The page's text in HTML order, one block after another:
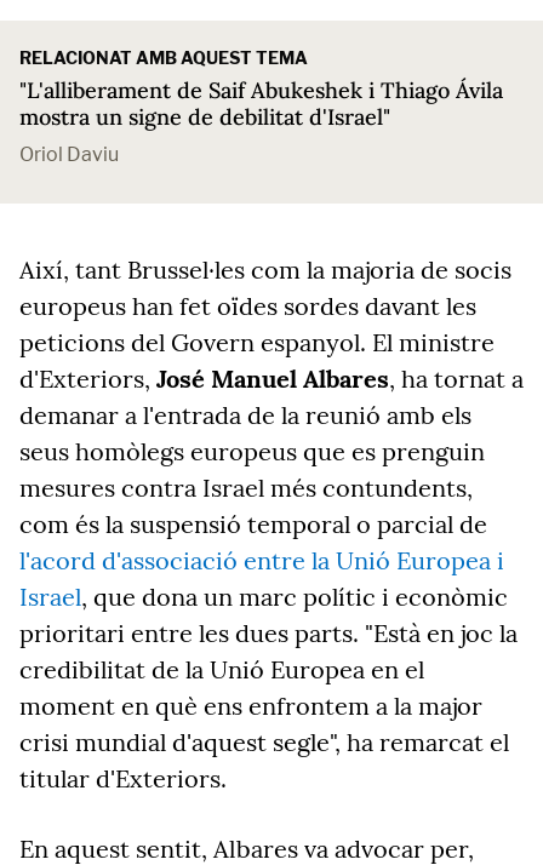
RELACIONAT AMB AQUEST TEMA
"L'alliberament de Saif Abukeshek i Thiago Ávila
mostra un signe de debilitat d'Israel"
Oriol Daviu
Així, tant Brussel·les com la majoria de socis
europeus han fet oïdes sordes davant les
peticions del Govern espanyol. El ministre
d'Exteriors, José Manuel Albares, ha tornat a
demanar a l'entrada de la reunió amb els
seus homòlegs europeus que es prenguin
mesures contra Israel més contundents,
com és la suspensió temporal o parcial de
l'acord d'associació entre la Unió Europea i
Israel, que dona un marc polític i econòmic
prioritari entre les dues parts. "Està en joc la
credibilitat de la Unió Europea en el
moment en què ens enfrontem a la major
crisi mundial d'aquest segle", ha remarcat el
titular d'Exteriors.
En aquest sentit, Albares va advocar per,